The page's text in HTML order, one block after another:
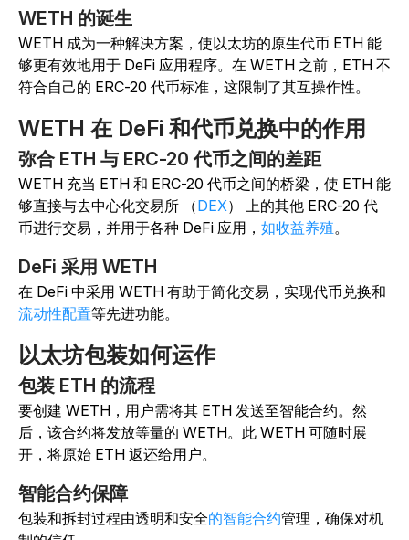
WETH 的诞生
WETH 成为一种解决方案，使以太坊的原生代币 ETH 能
够更有效地用于 DeFi 应用程序。在 WETH 之前，ETH 不
符合自己的 ERC-20 代币标准，这限制了其互操作性。
WETH 在 DeFi 和代币兑换中的作用
弥合 ETH 与 ERC-20 代币之间的差距
WETH 充当 ETH 和 ERC-20 代币之间的桥梁，使 ETH 能
够直接与去中心化交易所 （DEX） 上的其他 ERC-20 代
币进行交易，并用于各种 DeFi 应用， 如收益养殖。
DeFi 采用 WETH
在 DeFi 中采用 WETH 有助于简化交易，实现代币兑换和
流动性配置等先进功能。
以太坊包装如何运作
包装 ETH 的流程
要创建 WETH，用户需将其 ETH 发送至智能合约。然
后，该合约将发放等量的 WETH。此 WETH 可随时展
开，将原始 ETH 返还给用户。
智能合约保障
包装和拆封过程由透明和安全的智能合约管理，确保对机